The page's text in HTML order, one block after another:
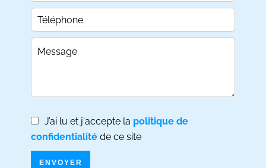
J’ai lu et j'accepte la politique de
confidentialité de ce site
ENVOYER